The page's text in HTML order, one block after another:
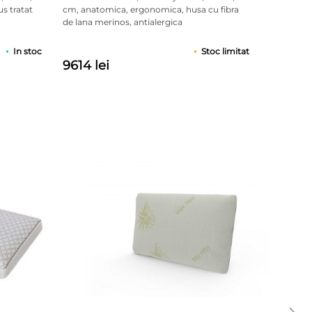
sustinerea anatomica a corpului si o pozitie
tratat
In stoc
cm, anatomica, ergonomica, husa cu fibra
de lana merinos, antialergica
9614 lei
Stoc limitat